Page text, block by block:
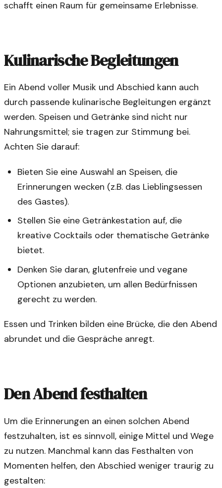
schafft einen Raum für gemeinsame Erlebnisse.
Kulinarische Begleitungen
Ein Abend voller Musik und Abschied kann auch
durch passende kulinarische Begleitungen ergänzt
werden. Speisen und Getränke sind nicht nur
Nahrungsmittel; sie tragen zur Stimmung bei.
Achten Sie darauf:
Bieten Sie eine Auswahl an Speisen, die
Erinnerungen wecken (z.B. das Lieblingsessen
des Gastes).
Stellen Sie eine Getränkestation auf, die
kreative Cocktails oder thematische Getränke
bietet.
Denken Sie daran, glutenfreie und vegane
Optionen anzubieten, um allen Bedürfnissen
gerecht zu werden.
Essen und Trinken bilden eine Brücke, die den Abend
abrundet und die Gespräche anregt.
Den Abend festhalten
Um die Erinnerungen an einen solchen Abend
festzuhalten, ist es sinnvoll, einige Mittel und Wege
zu nutzen. Manchmal kann das Festhalten von
Momenten helfen, den Abschied weniger traurig zu
gestalten: